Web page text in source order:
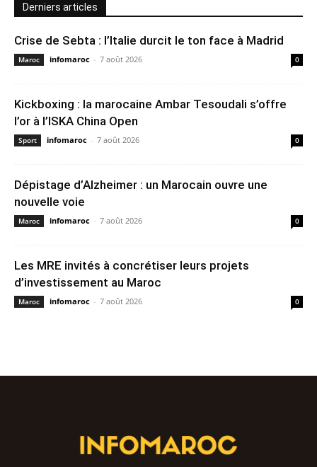
Derniers articles
Crise de Sebta : l’Italie durcit le ton face à Madrid
Maroc infomaroc - 7 août 2026 0
Kickboxing : la marocaine Ambar Tesoudali s’offre
l’or à l’ISKA China Open
Sport infomaroc - 7 août 2026 0
Dépistage d’Alzheimer : un Marocain ouvre une
nouvelle voie
Maroc infomaroc - 7 août 2026 0
Les MRE invités à concrétiser leurs projets
d’investissement au Maroc
Maroc infomaroc - 7 août 2026 0